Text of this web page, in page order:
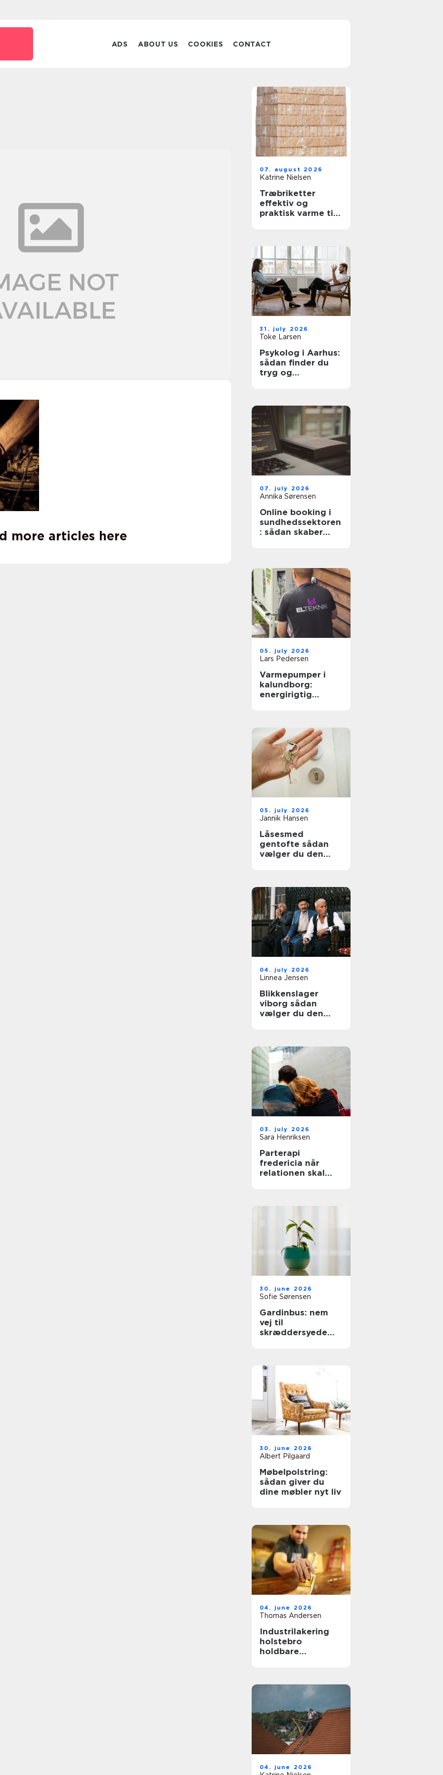
ADS ABOUT US COOKIES CONTACT
more articles here
07. august 2026
Katrine Nielsen
Træbriketter
effektiv og
praktisk varme til
31. july 2026
Toke Larsen
Psykolog i Aarhus:
sådan finder du
tryg og
07. july 2026
Annika Sørensen
Online booking i
sundhedssektoren
: sådan skaber
05. july 2026
Lars Pedersen
Varmepumper i
kalundborg:
energirigtig
05. july 2026
Jannik Hansen
Låsesmed
gentofte sådan
vælger du den
04. july 2026
Linnea Jensen
Blikkenslager
viborg sådan
vælger du den
03. july 2026
Sara Henriksen
Parterapi
fredericia når
relationen skal
30. june 2026
Sofie Sørensen
Gardinbus: nem
vej til
skræddersyede
30. june 2026
Albert Pilgaard
Møbelpolstring:
sådan giver du
dine møbler nyt liv
04. june 2026
Thomas Andersen
Industrilakering
holstebro
holdbare
04. june 2026